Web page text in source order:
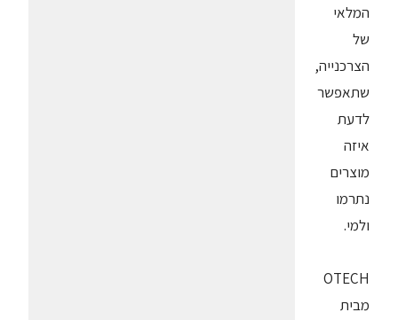
המלאי
של
הצרכנייה,
שתאפשר
לדעת
איזה
מוצרים
נתרמו
ולמי.
OTECH
מבית